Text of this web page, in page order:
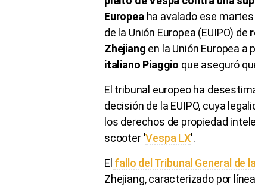
Europea ha avalado ese
de la Unión Europea (EUIPO) de
Zhejiang en la Unión Europea a
italiano Piaggio que aseguró
El tribunal europeo ha
decisión de la EUIPO, cuya
los derechos de propiedad
scooter 'Vespa LX'.
El fallo del Tribunal General de
Zhejiang, caracterizado por